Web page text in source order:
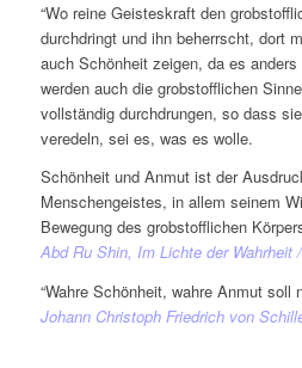
“Wo reine Geisteskraft den
durchdringt und ihn beherrscht, dort
auch Schönheit zeigen, da es
werden auch die grobstofflichen
vollständig durchdrungen, so dass
veredeln, sei es, was es wolle.
Schönheit und Anmut ist der
Menschengeistes, in allem seinem
Bewegung des grobstofflichen
Abd Ru Shin, Im Lichte der Wahrheit
“Wahre Schönheit, wahre Anmut soll
Johann Christoph Friedrich von